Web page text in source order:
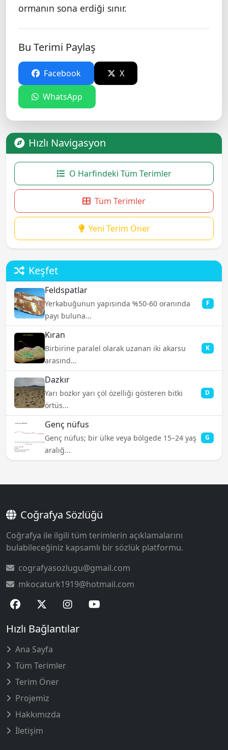
ormanın sona erdiği sınır.
Bu Terimi Paylaş
Facebook X
WhatsApp
Hızlı Navigasyon
O Harfindeki Tüm Terimler
Tüm Terimler
Yeni Terim Öner
Keşfet
Feldspatlar
Yerkabuğunun yapısında %50-60 oranında
payı buluna...
F
Kıran
Birbirine paralel olarak uzanan iki akarsu
arasınd...
K
Dazkır
Yarı bozkır yarı çöl özelliği gösteren bitki
örtüs...
D
Genç nüfus
Genç nüfus; bir ülke veya bölgede 15–24 yaş
aralığ...
G
Coğrafya Sözlüğü
Coğrafya ile ilgili tüm terimlerin açıklamalarını
bulabileceğiniz kapsamlı bir sözlük platformu.
cografyasozlugu@gmail.com
mkocaturk1919@hotmail.com
Hızlı Bağlantılar
Ana Sayfa
Tüm Terimler
Terim Öner
Projemiz
Hakkımızda
İletişim